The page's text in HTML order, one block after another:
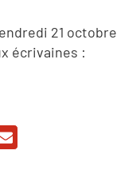
21 octobre
écrivaines :